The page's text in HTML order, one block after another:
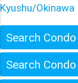
Kyushu/Okinawa
Search
Search